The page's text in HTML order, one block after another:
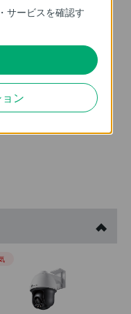
い。
サービスを確認す
ン